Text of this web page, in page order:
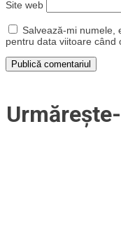
Site web
Salvează-mi numele,
pentru data viitoare când